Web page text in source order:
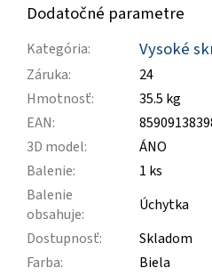
Dodatočné parametre
Kategória: Vysoké
Záruka:
24
Hmotnosť:
35.5 kg
EAN:
3D model:
ÁNO
Balenie:
1 ks
Balenie
obsahuje:
Úchytka
Dostupnosť:
Skladom
Farba:
Biela